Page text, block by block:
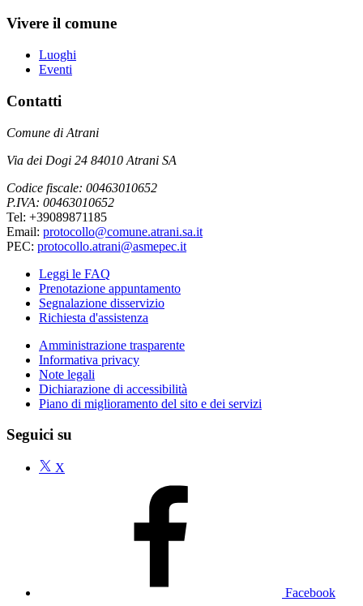
Vivere il comune
Luoghi
Eventi
Contatti
Comune di Atrani
Via dei Dogi 24 84010 Atrani SA
Codice fiscale: 00463010652
P.IVA: 00463010652
Tel: +39089871185
Email: protocollo@comune.atrani.sa.it
PEC: protocollo.atrani@asmepec.it
Leggi le FAQ
Prenotazione appuntamento
Segnalazione disservizio
Richiesta d'assistenza
Amministrazione trasparente
Informativa privacy
Note legali
Dichiarazione di accessibilità
Piano di miglioramento del sito e dei servizi
Seguici su
X
Facebook